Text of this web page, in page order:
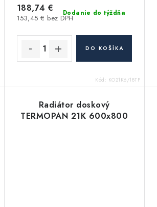
Dodanie do týždňa
153,45 € bez DPH
188,74 €
DO KOŠÍKA
Kód: KO21K6/18TP
Radiátor doskový
TERMOPAN 21K 600x800